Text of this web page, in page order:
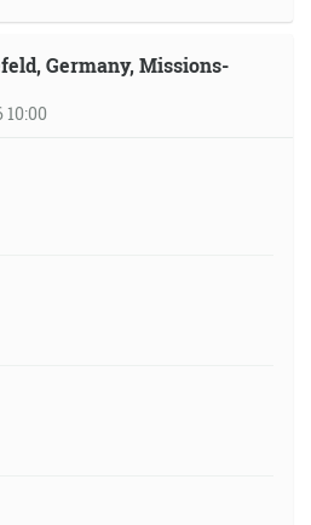
Germany, Missions-